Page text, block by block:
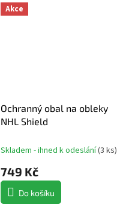
Akce
Ochranný obal na obleky
NHL Shield
Skladem - ihned k odeslání(3 ks)
749 Kč
Do košíku